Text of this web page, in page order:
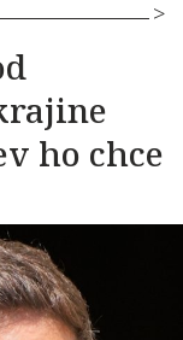
ho chce